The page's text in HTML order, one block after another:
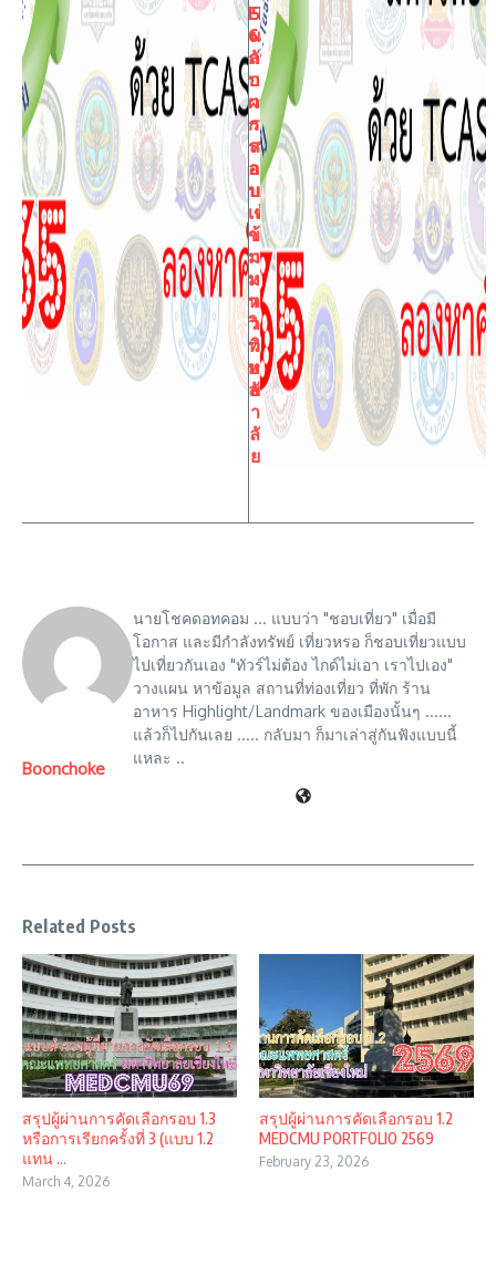
EK
65
กั
บ
ผล
กา
รส
อ
บ
เข้
า
ม
ห
า
วิ
ท
ยา
ลัย
5
ผ
ล
ก
า
ร
ส
อ
บ
เ
ข้
า
ม
ห
า
วิ
ท
ย
า
ลั
ย
Boonchoke
นายโชคดอทคอม ... แบบว่า "ชอบเที่ยว" เมื่อมี
โอกาส และมีกำลังทรัพย์ เที่ยวหรอ ก็ชอบเที่ยวแบบ
ไปเที่ยวกันเอง "ทัวร์ไม่ต้อง ไกด์ไม่เอา เราไปเอง"
วางแผน หาข้อมูล สถานที่ท่องเที่ยว ที่พัก ร้าน
อาหาร Highlight/Landmark ของเมืองนั้นๆ ......
แล้วก็ไปกันเลย ..... กลับมา ก็มาเล่าสู่กันฟังแบบนี้
แหละ ..
Related Posts
สรุปผู้ผ่านการคัดเลือกรอบ 1.3
หรือการเรียกครั้งที่ 3 (แบบ 1.2
แทน ...
March 4, 2026
สรุปผู้ผ่านการคัดเลือกรอบ 1.2
MEDCMU PORTFOLIO 2569
February 23, 2026